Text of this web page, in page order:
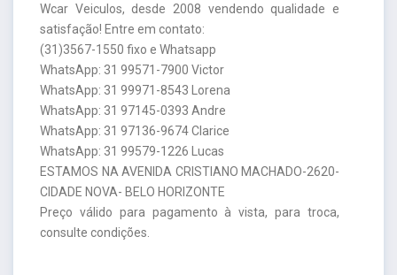
Wcar Veiculos, desde 2008 vendendo qualidade e
satisfação! Entre em contato:
(31)3567-1550 fixo e Whatsapp
WhatsApp: 31 99571-7900 Victor
WhatsApp: 31 99971-8543 Lorena
WhatsApp: 31 97145-0393 Andre
WhatsApp: 31 97136-9674 Clarice
WhatsApp: 31 99579-1226 Lucas
ESTAMOS NA AVENIDA CRISTIANO MACHADO-2620-
CIDADE NOVA- BELO HORIZONTE
Preço válido para pagamento à vista, para troca,
consulte condições.